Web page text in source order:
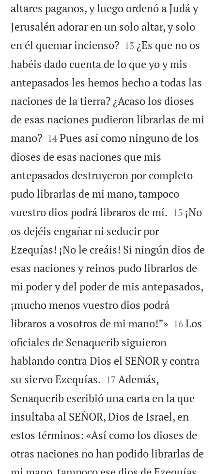
altares paganos, y luego ordenó a Judá y
Jerusalén adorar en un solo altar, y solo
en él quemar incienso?
13 ¿Es que no os
habéis dado cuenta de lo que yo y mis
antepasados les hemos hecho a todas las
naciones de la tierra? ¿Acaso los dioses
de esas naciones pudieron librarlas de mi
mano?
14 Pues así como ninguno de los
dioses de esas naciones que mis
antepasados destruyeron por completo
pudo librarlas de mi mano, tampoco
vuestro dios podrá libraros de mí. 

15 ¡No
os dejéis engañar ni seducir por
Ezequías! ¡No le creáis! Si ningún dios de
esas naciones y reinos pudo librarlos de
mi poder y del poder de mis antepasados,
¡mucho menos vuestro dios podrá
libraros a vosotros de mi mano!”»
16 Los
oficiales de Senaquerib siguieron
hablando contra Dios el SEÑOR y contra
su siervo Ezequías. 

17 Además,
Senaquerib escribió una carta en la que
insultaba al SEÑOR, Dios de Israel, en
estos términos: «Así como los dioses de
otras naciones no han podido librarlas de